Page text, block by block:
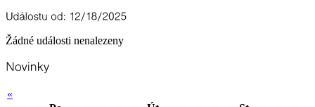
Žádné události nenalezeny
«